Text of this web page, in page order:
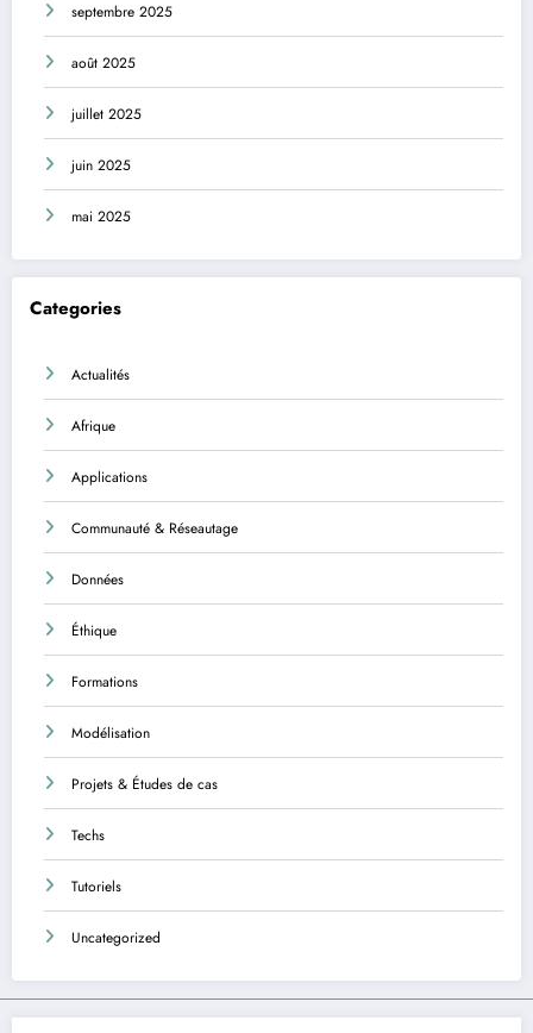
septembre 2025
août 2025
juillet 2025
juin 2025
mai 2025
Categories
Actualités
Afrique
Applications
Communauté & Réseautage
Données
Éthique
Formations
Modélisation
Projets & Études de cas
Techs
Tutoriels
Uncategorized